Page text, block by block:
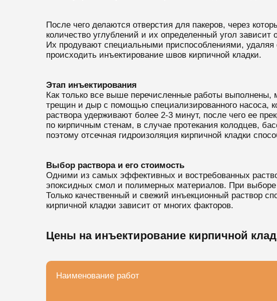
После чего делаются отверстия для пакеров, через
количество углублений и их определенный угол
Их продувают специальными приспособлениями,
происходить инъектирование швов кирпичной кладки.
Этап инъектирования
Как только все выше перечисленные работы выполнены,
трещин и дыр с помощью специализированного насоса,
раствора удерживают более 2-3 минут, после чего ее
по кирпичным стенам, в случае протекания колодцев,
поэтому отсечная гидроизоляция кирпичной кладки
Выбор раствора и его стоимость
Одними из самых эффективных и востребованных
эпоксидных смол и полимерных материалов. При выборе
Только качественный и свежий инъекционный раствор
кирпичной кладки зависит от многих факторов.
Цены на инъектирование кирпичной
Наименование работ